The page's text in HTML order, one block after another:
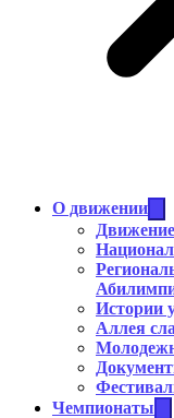
О движении
Истории
Аллея
Чемпионаты